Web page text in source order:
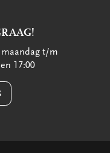
maandag t/m
17:00